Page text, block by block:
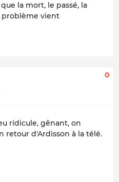
la mort, le passé, la
problème vient
0
ridicule, gênant, on
retour d'Ardisson à la télé.